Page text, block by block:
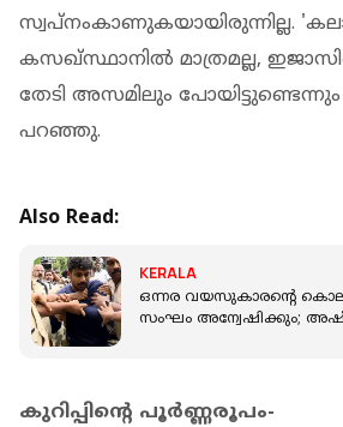
സ്വപ്നംകാണുകയായിരുന്നില്ല.
കസഖ്സ്ഥാനില്‍ മാത്രമല്ല,
തേടി അസമിലും
പറഞ്ഞു.
Also Read:
KERALA
ഒന്നര വയസുകാരന്റെ
സംഘം അന്വേഷിക്കും;
കുറിപ്പിന്റെ പൂര്‍ണ്ണരൂപം-